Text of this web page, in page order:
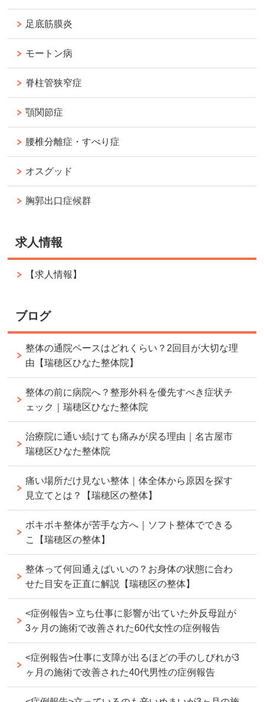
足底筋膜炎
モートン病
脊柱管狭窄症
顎関節症
腰椎分離症・すべり症
オスグッド
胸郭出口症候群
求人情報
【求人情報】
ブログ
整体の通院ペースはどれくらい？2回目が大切な理
由【瑞穂区ひなた整体院】
整体の前に病院へ？整形外科を優先すべき症状チ
ェック｜瑞穂区ひなた整体院
治療院に通い続けても痛みが戻る理由｜名古屋市
瑞穂区ひなた整体院
痛い場所だけ見ない整体｜体全体から原因を探す
見立てとは？【瑞穂区の整体】
ボキボキ整体が苦手な方へ｜ソフト整体でできる
こ【瑞穂区の整体】
整体って何回通えばいいの？お身体の状態に合わ
せた目安を正直に解説【瑞穂区の整体】
<症例報告> 立ち仕事に影響が出ていた外反母趾が
3ヶ月の施術で改善された60代女性の症例報告
<症例報告>仕事に支障が出るほどの手のしびれが3
ヶ月の施術で改善された40代男性の症例報告